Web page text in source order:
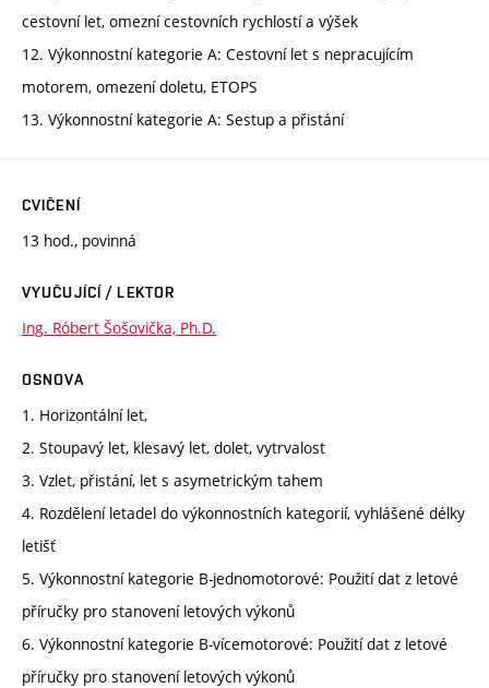
cestovní let, omezní cestovních rychlostí a výšek
12. Výkonnostní kategorie A: Cestovní let s nepracujícím
motorem, omezení doletu, ETOPS
13. Výkonnostní kategorie A: Sestup a přistání
CVIČENÍ
13 hod., povinná
VYUČUJÍCÍ / LEKTOR
Ing. Róbert Šošovička, Ph.D.
OSNOVA
1. Horizontální let,
2. Stoupavý let, klesavý let, dolet, vytrvalost
3. Vzlet, přistání, let s asymetrickým tahem
4. Rozdělení letadel do výkonnostních kategorií, vyhlášené délky
letišť
5. Výkonnostní kategorie B-jednomotorové: Použití dat z letové
příručky pro stanovení letových výkonů
6. Výkonnostní kategorie B-vícemotorové: Použití dat z letové
příručky pro stanovení letových výkonů